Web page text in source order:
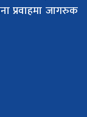
प्रवाहमा जागरुक